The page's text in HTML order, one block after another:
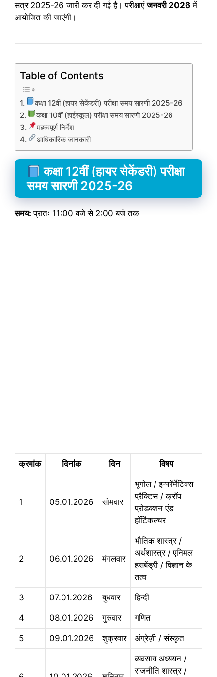
सत्र 2025-26 जारी कर दी गई है। परीक्षाएंजनवरी 2026 में
आयोजित की जाएंगी।
Table of Contents
कक्षा 12वीं (हायर सेकेंडरी) परीक्षा समय सारणी 2025-26
कक्षा 10वीं (हाईस्कूल) परीक्षा समय सारणी 2025-26
महत्वपूर्ण निर्देश
आधिकारिक जानकारी
कक्षा 12वीं (हायर सेकेंडरी) परीक्षा
समय सारणी 2025-26
समय: प्रातः 11:00 बजे से 2:00 बजे तक
क्रमांक दिनांक दिन विषय
1 05.01.2026 सोमवार
भूगोल / इन्फॉर्मेटिक्स
प्रैक्टिस / क्रॉप
प्रोडक्शन एंड
हॉर्टिकल्चर
2 06.01.2026 मंगलवार
भौतिक शास्त्र /
अर्थशास्त्र / एनिमल
हसबेंड्री / विज्ञान के
तत्व
3 07.01.2026 बुधवार हिन्दी
4 08.01.2026 गुरुवार गणित
5 09.01.2026 शुक्रवार अंग्रेज़ी / संस्कृत
व्यवसाय अध्ययन /
राजनीति शास्त्र /